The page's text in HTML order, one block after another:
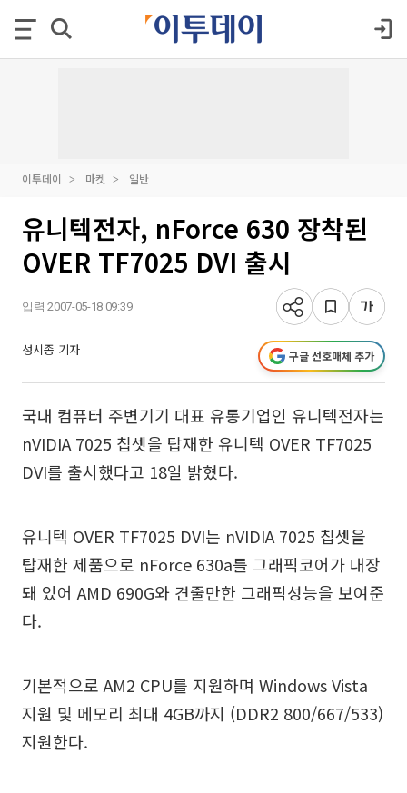
이투데이 마켓 일반
유니텍전자, nForce 630 장착된
OVER TF7025 DVI 출시
입력 2007-05-18 09:39
성시종 기자 구글 선호매체 추가
국내 컴퓨터 주변기기 대표 유통기업인 유니텍전자는
nVIDIA 7025 칩셋을 탑재한 유니텍 OVER TF7025
DVI를 출시했다고 18일 밝혔다.
유니텍 OVER TF7025 DVI는 nVIDIA 7025 칩셋을
탑재한 제품으로 nForce 630a를 그래픽코어가 내장
돼 있어 AMD 690G와 견줄만한 그래픽성능을 보여준
다.
기본적으로 AM2 CPU를 지원하며 Windows Vista
지원 및 메모리 최대 4GB까지 (DDR2 800/667/533)
지원한다.